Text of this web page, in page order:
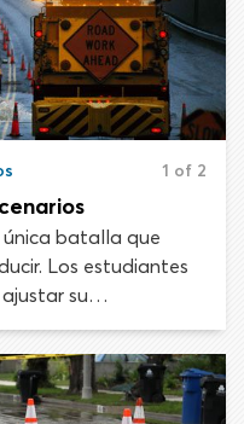
1 of 2
batalla que
Los estudiantes
su
y sus nuevas
para adaptarse
y mitigar los
nivel de peligro al